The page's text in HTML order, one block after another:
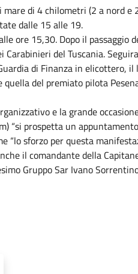
di 4 chilometri (2 a nord e
dalle 15 alle 19.
ore 15,30. Dopo il passaggio
del Tuscania.
di Finanza in elicottero, il
quella del premiato pilota
e la grande
“si prospetta un
“lo sforzo per questa
il comandante della
Gruppo Sar Ivano